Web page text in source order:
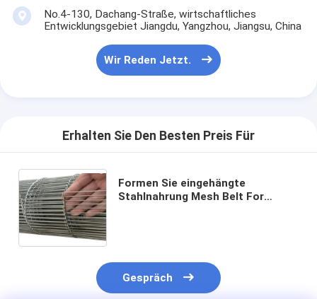
No.4-130, Dachang-Straße, wirtschaftliches
Entwicklungsgebiet Jiangdu, Yangzhou, Jiangsu, China
Wir Reden Jetzt.
Erhalten Sie Den Besten Preis Für
Formen Sie eingehängte
Stahlnahrung Mesh Belt For
Gespräch